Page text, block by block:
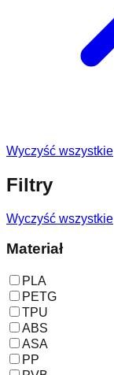
Wyczyść wszystkie
Filtry
Wyczyść wszystkie
Materiał
PLA
PETG
TPU
ABS
ASA
PP